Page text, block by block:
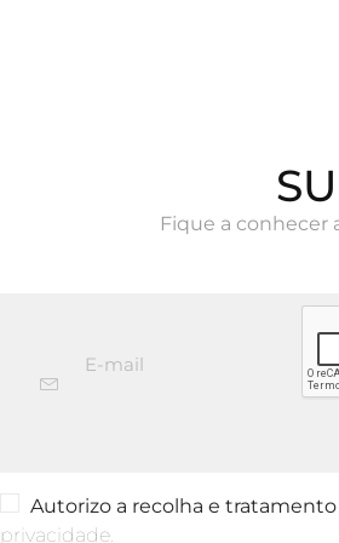
Fique a conhecer
Autorizo a recolha e
privacidade.